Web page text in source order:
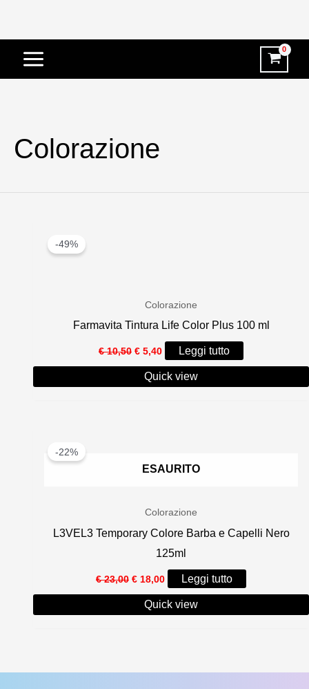
Colorazione
-49%
Colorazione
Farmavita Tintura Life Color Plus 100 ml
€10,50 Il
prezzo
originale
era:
€ 5,40 Il
prezzo
attuale
è:
Leggi tutto
Quick view
ESAURITO
-22%
Colorazione
L3VEL3 Temporary Colore Barba e Capelli Nero
125ml
€23,00 Il
prezzo
originale
era:
€ 18,00 Il
prezzo
attuale
è:
Leggi tutto
Quick view